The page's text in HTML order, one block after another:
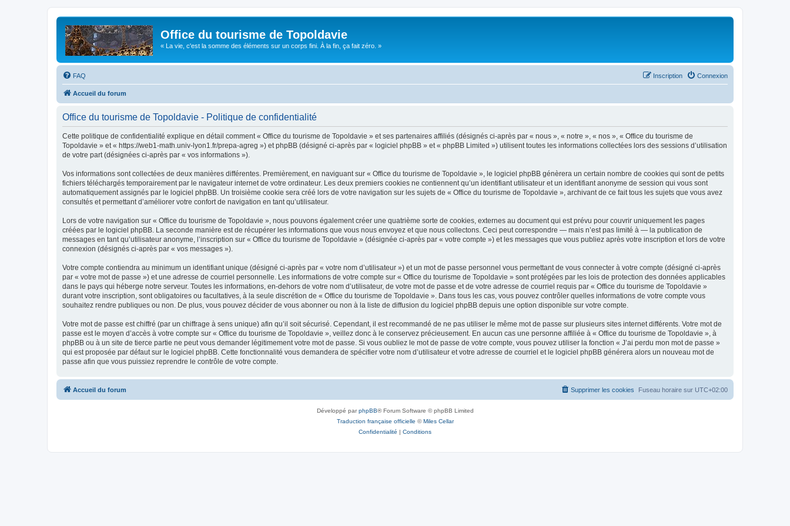
Office du tourisme de Topoldavie
« La vie, c'est la somme des éléments sur un corps fini. À la fin, ça fait zéro. »
FAQ Connexion
Inscription
Accueil du forum
Office du tourisme de Topoldavie - Politique de confidentialité
Cette politique de confidentialité explique en détail comment « Office du tourisme de Topoldavie » et ses partenaires affiliés (désignés ci-après par « nous », « notre », « nos », « Office du tourisme de
Topoldavie » et « https://web1-math.univ-lyon1.fr/prepa-agreg ») et phpBB (désigné ci-après par « logiciel phpBB » et « phpBB Limited ») utilisent toutes les informations collectées lors des sessions d’utilisation
de votre part (désignées ci-après par « vos informations »).
Vos informations sont collectées de deux manières différentes. Premièrement, en naviguant sur « Office du tourisme de Topoldavie », le logiciel phpBB génèrera un certain nombre de cookies qui sont de petits
fichiers téléchargés temporairement par le navigateur internet de votre ordinateur. Les deux premiers cookies ne contiennent qu’un identifiant utilisateur et un identifiant anonyme de session qui vous sont
automatiquement assignés par le logiciel phpBB. Un troisième cookie sera créé lors de votre navigation sur les sujets de « Office du tourisme de Topoldavie », archivant de ce fait tous les sujets que vous avez
consultés et permettant d’améliorer votre confort de navigation en tant qu’utilisateur.
Lors de votre navigation sur « Office du tourisme de Topoldavie », nous pouvons également créer une quatrième sorte de cookies, externes au document qui est prévu pour couvrir uniquement les pages
créées par le logiciel phpBB. La seconde manière est de récupérer les informations que vous nous envoyez et que nous collectons. Ceci peut correspondre — mais n’est pas limité à — la publication de
messages en tant qu’utilisateur anonyme, l’inscription sur « Office du tourisme de Topoldavie » (désignée ci-après par « votre compte ») et les messages que vous publiez après votre inscription et lors de votre
connexion (désignés ci-après par « vos messages »).
Votre compte contiendra au minimum un identifiant unique (désigné ci-après par « votre nom d’utilisateur ») et un mot de passe personnel vous permettant de vous connecter à votre compte (désigné ci-après
par « votre mot de passe ») et une adresse de courriel personnelle. Les informations de votre compte sur « Office du tourisme de Topoldavie » sont protégées par les lois de protection des données applicables
dans le pays qui héberge notre serveur. Toutes les informations, en-dehors de votre nom d’utilisateur, de votre mot de passe et de votre adresse de courriel requis par « Office du tourisme de Topoldavie »
durant votre inscription, sont obligatoires ou facultatives, à la seule discrétion de « Office du tourisme de Topoldavie ». Dans tous les cas, vous pouvez contrôler quelles informations de votre compte vous
souhaitez rendre publiques ou non. De plus, vous pouvez décider de vous abonner ou non à la liste de diffusion du logiciel phpBB depuis une option disponible sur votre compte.
Votre mot de passe est chiffré (par un chiffrage à sens unique) afin qu’il soit sécurisé. Cependant, il est recommandé de ne pas utiliser le même mot de passe sur plusieurs sites internet différents. Votre mot de
passe est le moyen d’accès à votre compte sur « Office du tourisme de Topoldavie », veillez donc à le conservez précieusement. En aucun cas une personne affiliée à « Office du tourisme de Topoldavie », à
phpBB ou à un site de tierce partie ne peut vous demander légitimement votre mot de passe. Si vous oubliez le mot de passe de votre compte, vous pouvez utiliser la fonction « J’ai perdu mon mot de passe »
qui est proposée par défaut sur le logiciel phpBB. Cette fonctionnalité vous demandera de spécifier votre nom d’utilisateur et votre adresse de courriel et le logiciel phpBB générera alors un nouveau mot de
passe afin que vous puissiez reprendre le contrôle de votre compte.
Accueil du forum Fuseau horaire sur UTC+02:00
Supprimer les cookies
Développé parphpBB® Forum Software © phpBB Limited
Traduction française officielle ©Miles Cellar
Confidentialité | Conditions